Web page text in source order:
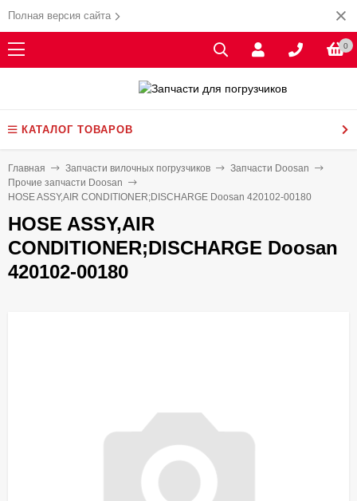
Полная версия сайта
0
КАТАЛОГ ТОВАРОВ
Главная Запчасти вилочных погрузчиков
Запчасти Doosan
Прочие запчасти Doosan
HOSE ASSY,AIR CONDITIONER;DISCHARGE Doosan 420102-00180
HOSE ASSY,AIR
CONDITIONER;DISCHARGE Doosan
420102-00180